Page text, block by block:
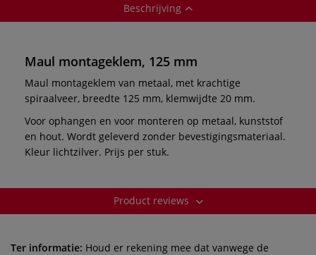
Beschrijving
Maul montageklem, 125 mm
Maul montageklem van metaal, met krachtige
spiraalveer, breedte 125 mm, klemwijdte 20 mm.
Voor ophangen en voor monteren op metaal, kunststof
en hout. Wordt geleverd zonder bevestigingsmateriaal.
Kleur lichtzilver. Prijs per stuk.
Product reviews
Ter informatie: Houd er rekening mee dat vanwege de